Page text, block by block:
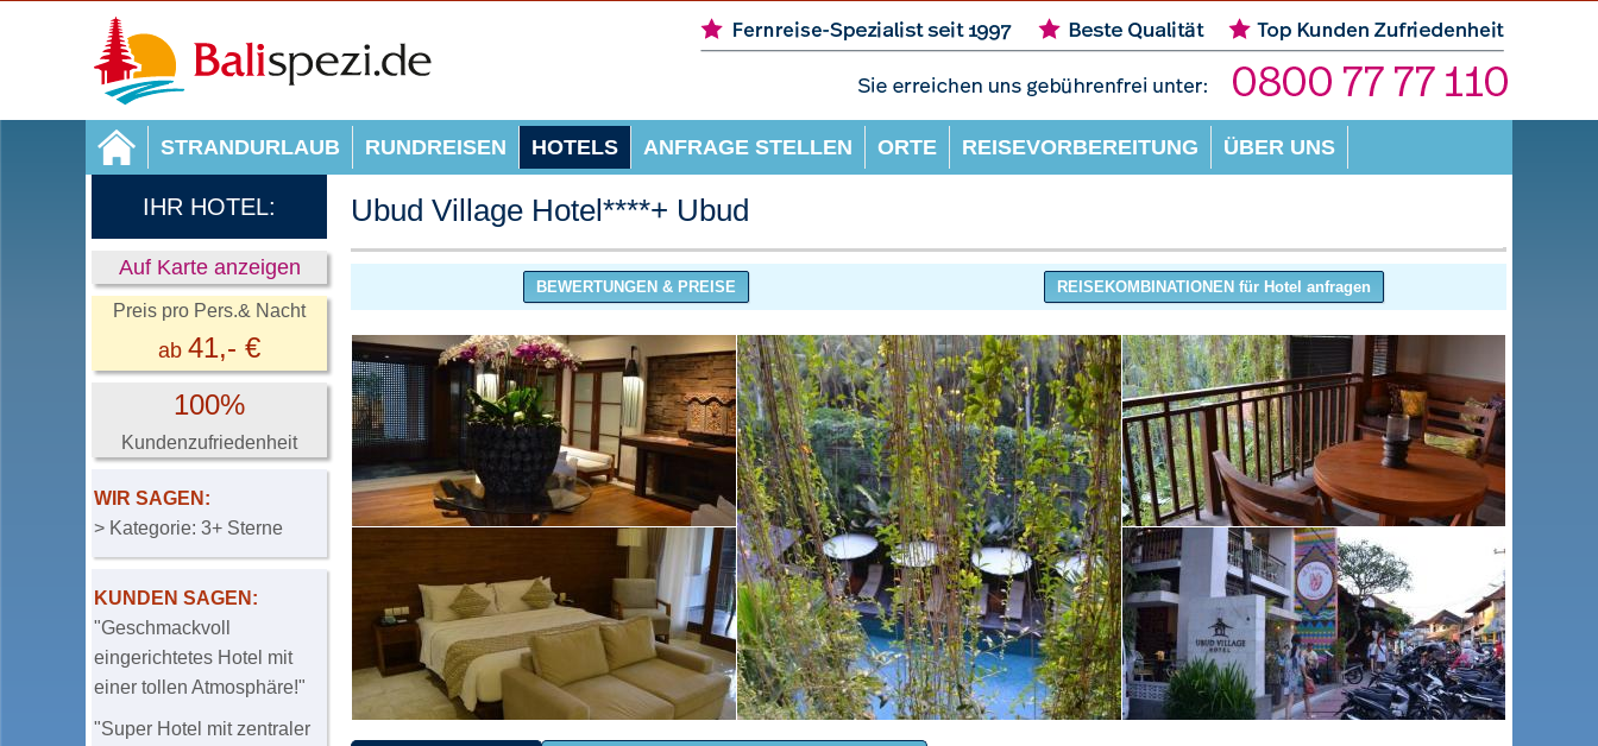
STRANDURLAUB RUNDREISEN HOTELS ANFRAGE STELLEN ORTE REISEVORBEREITUNG ÜBER UNS
IHR HOTEL:
Auf Karte anzeigen
Preis pro Pers.& Nacht
ab 41,- €
100%
Kundenzufriedenheit
WIR SAGEN:
> Kategorie: 3+ Sterne
KUNDEN SAGEN:
"Geschmackvoll
eingerichtetes Hotel mit
einer tollen Atmosphäre!"
"Super Hotel mit zentraler
Ubud Village Hotel****+ Ubud
BEWERTUNGEN & PREISE REISEKOMBINATIONEN für Hotel anfragen
Mehr erfahren
Mehr erfahren
Mehr erfahren